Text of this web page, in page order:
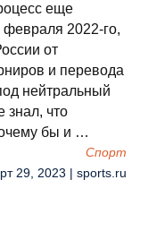
еще
февраля 2022-го,
от
и перевода
нейтральный
знал, что
бы и …
Спорт
29, 2023 | sports.ru